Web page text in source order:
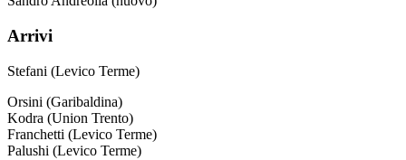
Arrivi
Stefani (Levico Terme)
Orsini (Garibaldina)
Kodra (Union Trento)
Franchetti (Levico Terme)
Palushi (Levico Terme)